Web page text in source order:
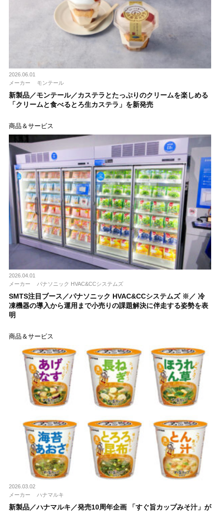
2026.06.01
メーカー
モンテール
新製品／モンテール／カステラとたっぷりのクリームを楽しめる
「クリームと食べるとろ生カステラ」を新発売
商品＆サービス
2026.04.01
メーカー
パナソニック HVAC&CCシステムズ
SMTS注目ブース／パナソニック HVAC&CCシステムズ ※／ 冷
凍機器の導入から運用まで小売りの課題解決に伴走する姿勢を表
明
商品＆サービス
2026.03.02
メーカー
ハナマルキ
新製品／ハナマルキ／発売10周年企画 「すぐ旨カップみそ汁」が